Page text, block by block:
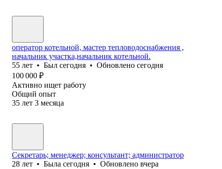
оператор котельной, мастер тепловодоснабжения ,
начальник участка,начальник котельной.
55 лет • Был сегодня • Обновлено сегодня
100 000 ₽
Активно ищет работу
Общий опыт
35 лет 3 месяца
Секретарь; менеджер; консультант; администратор
28 лет • Была сегодня • Обновлено вчера